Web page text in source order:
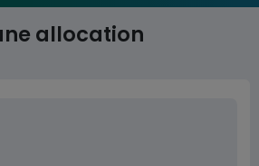
allocation